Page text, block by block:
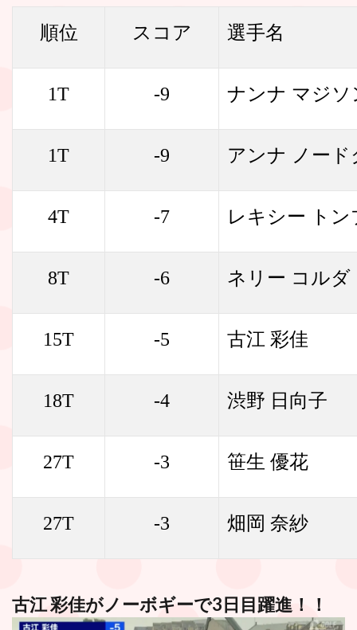
順位 スコア 選手名
1T -9 ナンナ マジソ
1T -9 アンナ ノー
4T -7 レキシー トン
8T -6 ネリー コルダ
15T -5 古江 彩佳
18T -4 渋野 日向子
27T -3 笹生 優花
27T -3 畑岡 奈紗
古江 彩佳がノーボギーで3日目躍進！！